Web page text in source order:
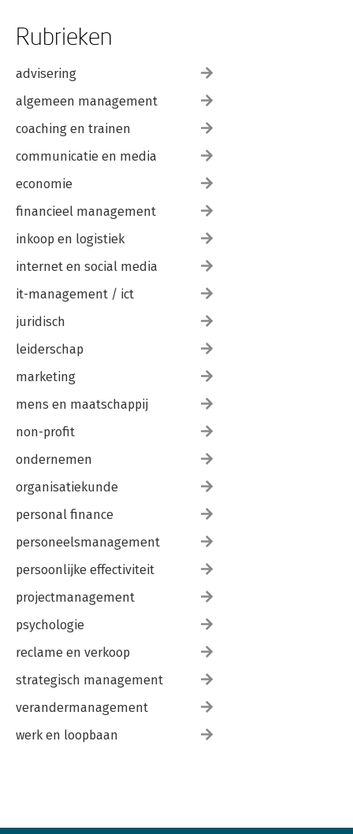
Rubrieken
advisering
algemeen management
coaching en trainen
communicatie en media
economie
financieel management
inkoop en logistiek
internet en social media
it-management / ict
juridisch
leiderschap
marketing
mens en maatschappij
non-profit
ondernemen
organisatiekunde
personal finance
personeelsmanagement
persoonlijke effectiviteit
projectmanagement
psychologie
reclame en verkoop
strategisch management
verandermanagement
werk en loopbaan